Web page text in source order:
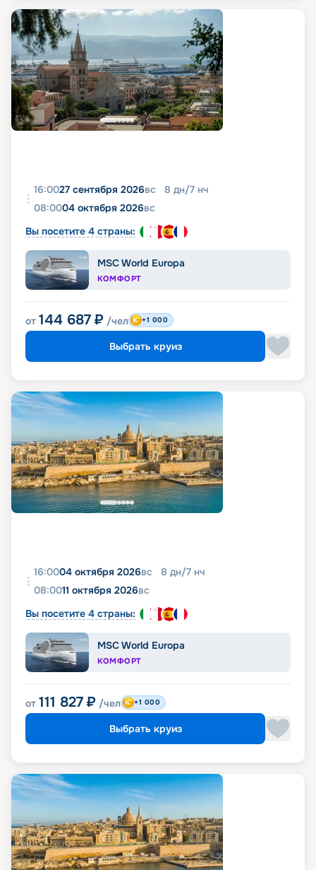
16:0027 сентября 2026вс 8 дн/7 нч
08:0004 октября 2026вс
Вы посетите 4 страны:
MSC World Europa
КОМФОРТ
от 144 687 ₽ /чел +1 000
Выбрать круиз
16:0004 октября 2026вс 8 дн/7 нч
08:0011 октября 2026вс
Вы посетите 4 страны:
MSC World Europa
КОМФОРТ
от 111 827 ₽ /чел +1 000
Выбрать круиз